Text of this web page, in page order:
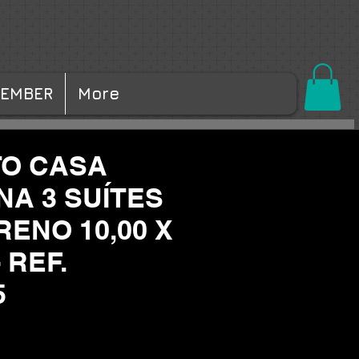
More
CASA
3 SUÍTES
10,00 X